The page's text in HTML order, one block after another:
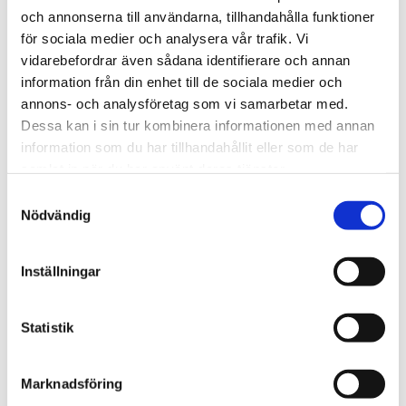
och annonserna till användarna, tillhandahålla funktioner
för sociala medier och analysera vår trafik. Vi
vidarebefordrar även sådana identifierare och annan
information från din enhet till de sociala medier och
annons- och analysföretag som vi samarbetar med.
Dessa kan i sin tur kombinera informationen med annan
information som du har tillhandahållit eller som de har
Nödvändig
Inställningar
Statistik
Marknadsföring
THULE DOCKGRIP
Horisontell kajakhållare
2 495kr
THULE HULL-A-PORT
J-formad kajakhållare
2 795kr